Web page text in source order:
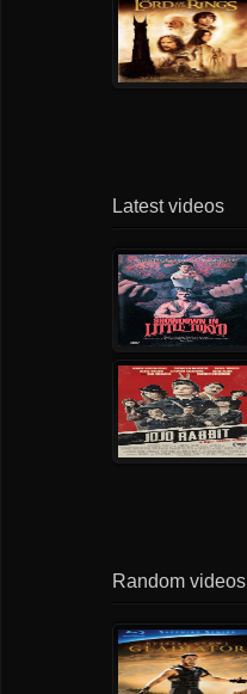
Latest videos
Random videos